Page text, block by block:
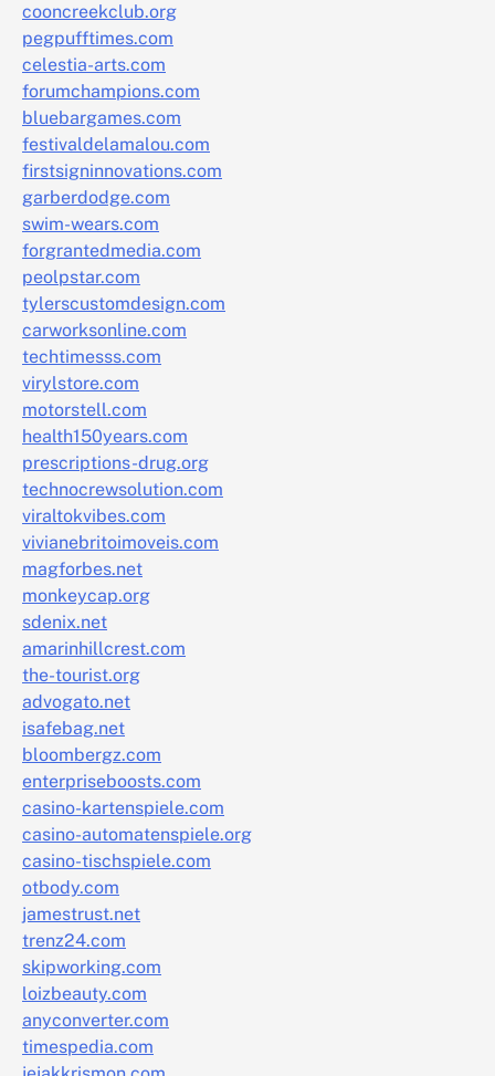
cooncreekclub.org
pegpufftimes.com
celestia-arts.com
forumchampions.com
bluebargames.com
festivaldelamalou.com
firstsigninnovations.com
garberdodge.com
swim-wears.com
forgrantedmedia.com
peolpstar.com
tylerscustomdesign.com
carworksonline.com
techtimesss.com
virylstore.com
motorstell.com
health150years.com
prescriptions-drug.org
technocrewsolution.com
viraltokvibes.com
vivianebritoimoveis.com
magforbes.net
monkeycap.org
sdenix.net
amarinhillcrest.com
the-tourist.org
advogato.net
isafebag.net
bloombergz.com
enterpriseboosts.com
casino-kartenspiele.com
casino-automatenspiele.org
casino-tischspiele.com
otbody.com
jamestrust.net
trenz24.com
skipworking.com
loizbeauty.com
anyconverter.com
timespedia.com